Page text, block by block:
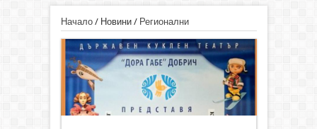
Начало/ Новини/ Регионални